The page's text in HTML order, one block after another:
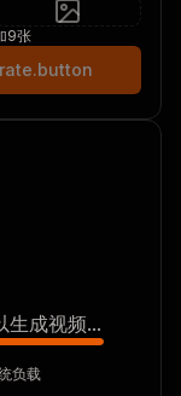
9张
生成视频...
负载